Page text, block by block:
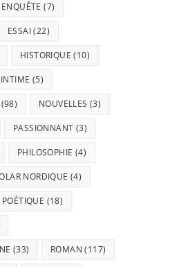
ENQUÊTE (7)
ESSAI(22)
HISTORIQUE (10)
INTIME (5)
(98) NOUVELLES (3)
PASSIONNANT (3)
PHILOSOPHIE (4)
NORDIQUE (4)
POÉTIQUE (18)
(33) ROMAN (117)